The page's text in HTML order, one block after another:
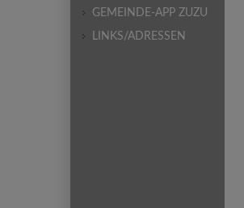
GEMEINDE-APP ZUZU
LINKS/ADRESSEN